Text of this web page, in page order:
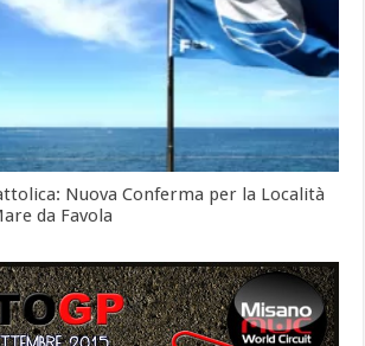
Nuova Conferma per la Località
da Favola